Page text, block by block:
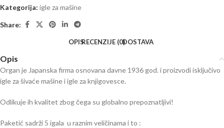
Kategorija: igle za mašine
Share:
OPISRECENZIJE (0)DOSTAVA
Opis
Organ je Japanska firma osnovana davne 1936 god. i proizvodi isključivo
igle za šivaće mašine i igle za knjigovesce.
Odlikuje ih kvalitet zbog čega su globalno prepoznatljivi!
Paketić sadrži 5 igala u raznim veličinama i to :